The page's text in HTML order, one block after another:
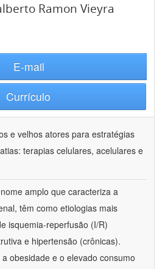
Ramon Vieyra
E-mail
Currículo
e velhos atores para estratégias
terapias celulares, acelulares e
amplo que caracteriza a
têm como etiologias mais
isquemia-reperfusão (I/R)
e hipertensão (crônicas).
obesidade e o elevado consumo